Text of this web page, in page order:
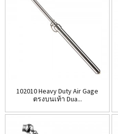
102010 Heavy Duty Air Gage
ตรงบนเท้า Dua...